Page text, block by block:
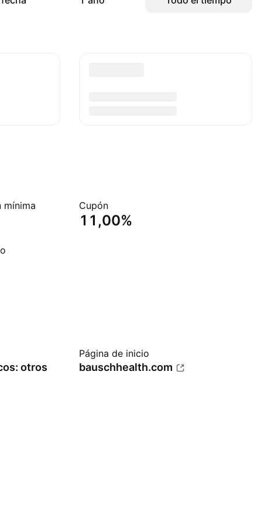
mínima Cupón
11,00%
otros
Página de inicio
bauschhealth.com